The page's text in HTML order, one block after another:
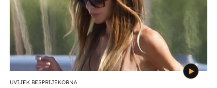
UVIJEK BESPRIJEKORNA